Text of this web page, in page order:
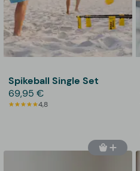
Spikeball Single Set
69,95 €
4,8